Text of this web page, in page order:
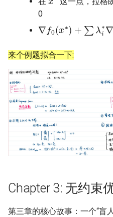
0
∇f 0 x ∗) λi∗ ∇f(
来个例题拟合一下:
Chapter 3: 无约束
第三章的核心故事：一个“盲